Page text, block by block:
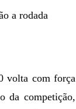
a rodada
volta com força
da competição,